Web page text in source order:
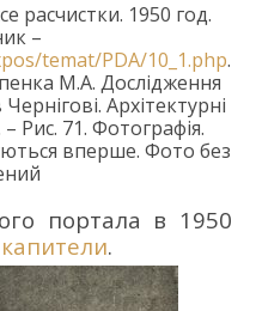
расчистки. 1950 год.
–
temat/PDA/10_1.php.
М.А. Дослідження
Чернігові. Архітектурні
– Рис. 71. Фотографія.
вперше. Фото без
портала в 1950
капители.